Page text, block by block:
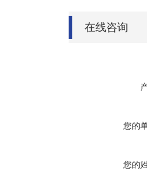
在线咨询
您的
您的